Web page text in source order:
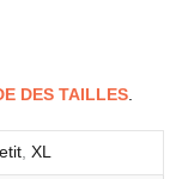
DES TAILLES.
,XL